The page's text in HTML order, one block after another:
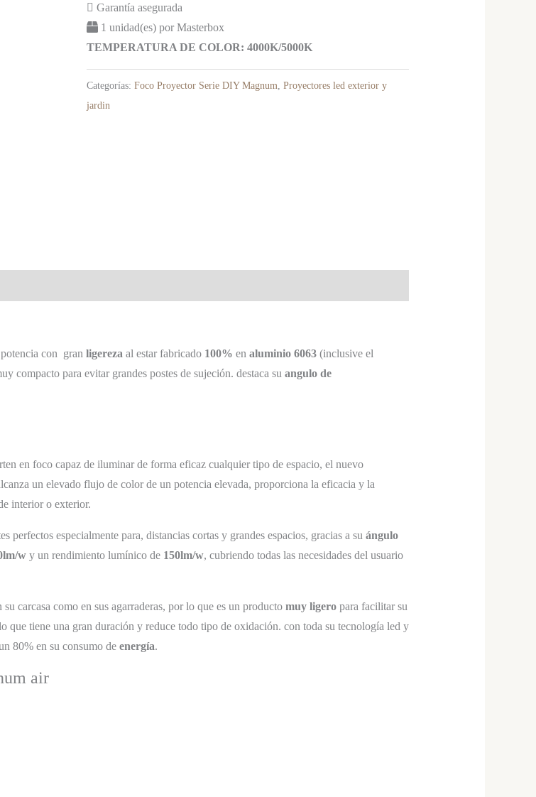
Garantía asegurada
1 unidad(es) por Masterbox
TEMPERATURA DE COLOR: 4000K/5000K
Categorías:Foco Proyector Serie DIY Magnum ,Proyectores led exterior y
jardin
con gran ligereza al estar fabricado100% en aluminio 6063(inclusive el
compacto para evitar grandes postes de sujeción. destaca su angulo de
en foco capaz de iluminar de forma eficaz cualquier tipo de espacio, el nuevo
un elevado flujo de color de un potencia elevada, proporciona la eficacia y la
interior o exterior.
perfectos especialmente para, distancias cortas y grandes espacios, gracias a su ángulo
wy un rendimiento lumínico de 150lm/w, cubriendo todas las necesidades del usuario
su carcasa como en sus agarraderas, por lo que es un producto muy ligeropara facilitar su
que tiene una gran duración y reduce todo tipo de oxidación. con toda su tecnología led y
80% en su consumo de energía.
air